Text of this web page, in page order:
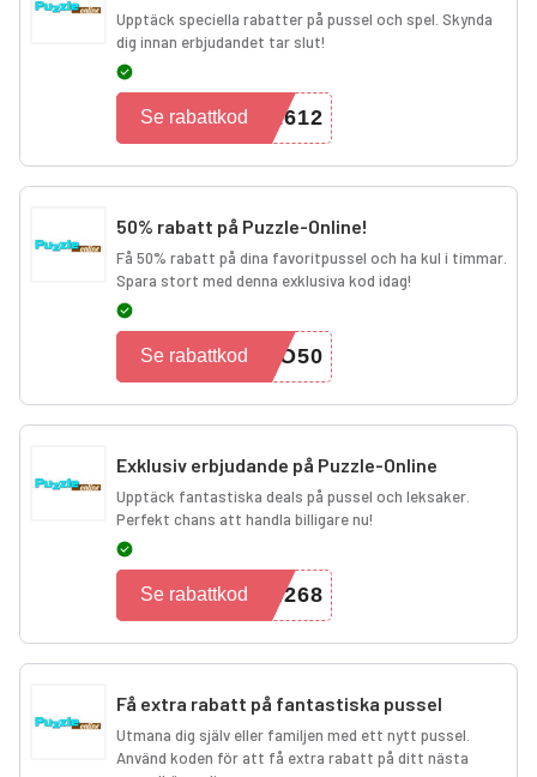
Upptäck speciella rabatter på pussel och spel. Skynda
dig innan erbjudandet tar slut!
2612
Se rabattkod
50% rabatt på Puzzle-Online!
Få 50% rabatt på dina favoritpussel och ha kul i timmar.
Spara stort med denna exklusiva kod idag!
PO50
Se rabattkod
Exklusiv erbjudande på Puzzle-Online
Upptäck fantastiska deals på pussel och leksaker.
Perfekt chans att handla billigare nu!
N268
Se rabattkod
Få extra rabatt på fantastiska pussel
Utmana dig själv eller familjen med ett nytt pussel.
Använd koden för att få extra rabatt på ditt nästa